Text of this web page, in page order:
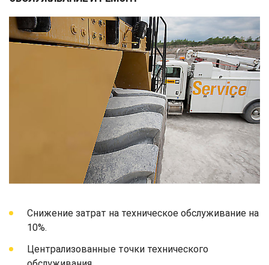
Снижение затрат на техническое обслуживание на
10%.
Централизованные точки технического